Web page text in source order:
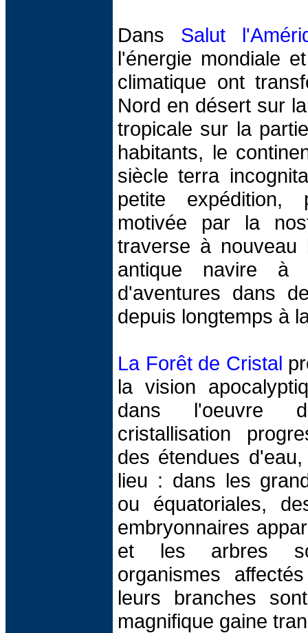
Dans Salut
l'énergie mondiale
climatique ont
Nord en désert sur
tropicale sur la
habitants, le
siècle terra
petite expédition,
motivée par la
traverse à nouveau
antique navire à
d'aventures dans
depuis longtemps à
La Forêt de Cristal
la vision
dans l'oeuvre
cristallisation
des étendues
lieu : dans les
ou équatoriales,
embryonnaires
et les arbres
organismes
leurs branches
magnifique gaine